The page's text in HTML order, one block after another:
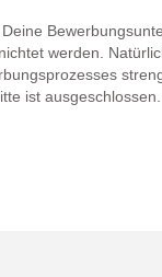
werden.
ist ausgeschlossen.